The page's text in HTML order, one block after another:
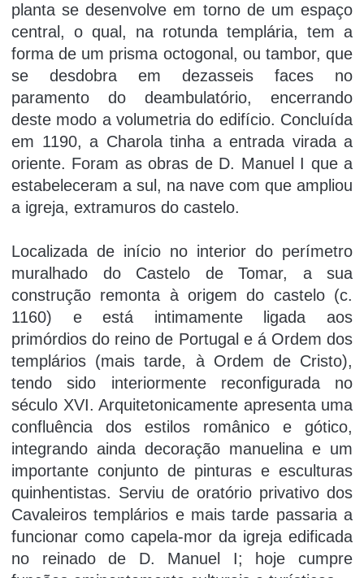
planta se desenvolve em torno de um espaço
central, o qual, na rotunda templária, tem a
forma de um prisma octogonal, ou tambor, que
se desdobra em dezasseis faces no
paramento do deambulatório, encerrando
deste modo a volumetria do edifício. Concluída
em 1190, a Charola tinha a entrada virada a
oriente. Foram as obras de D. Manuel I que a
estabeleceram a sul, na nave com que ampliou
a igreja, extramuros do castelo.
Localizada de iní­cio no interior do perí­metro
muralhado do Castelo de Tomar, a sua
construção remonta à origem do castelo (c.
1160) e está intimamente ligada aos
primórdios do reino de Portugal e á Ordem dos
templários (mais tarde, à Ordem de Cristo),
tendo sido interiormente reconfigurada no
século XVI. Arquitetonicamente apresenta uma
confluência dos estilos românico e gótico,
integrando ainda decoração manuelina e um
importante conjunto de pinturas e esculturas
quinhentistas. Serviu de oratório privativo dos
Cavaleiros templários e mais tarde passaria a
funcionar como capela-mor da igreja edificada
no reinado de D. Manuel I; hoje cumpre